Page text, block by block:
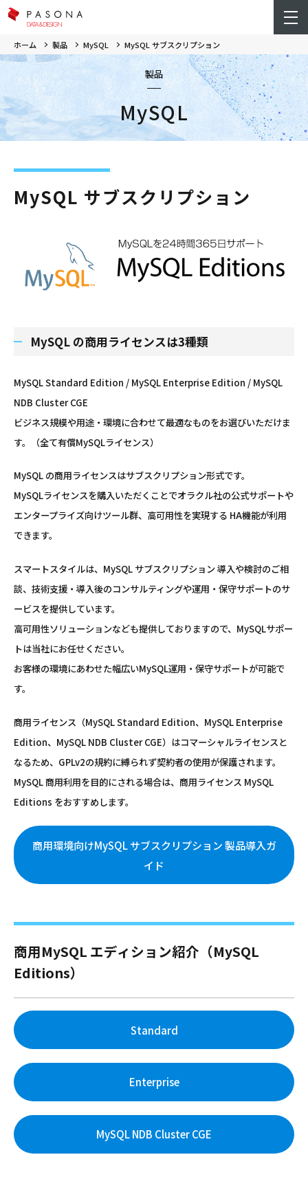
ホーム 製品 MySQL MySQL サブスクリプション
製品
MySQL
MySQL サブスクリプション
MySQL の商用ライセンスは3種類
MySQL Standard Edition / MySQL Enterprise Edition / MySQL
NDB Cluster CGE
ビジネス規模や用途・環境に合わせて最適なものをお選びいただけま
す。（全て有償MySQLライセンス）
MySQL の商用ライセンスはサブスクリプション形式です。
MySQLライセンスを購入いただくことでオラクル社の公式サポートや
エンタープライズ向けツール群、高可用性を実現する HA機能が利用
できます。
スマートスタイルは、MySQL サブスクリプション 導入や検討のご相
談、技術支援・導入後のコンサルティングや運用・保守サポートのサ
ービスを提供しています。
高可用性ソリューションなども提供しておりますので、MySQLサポー
トは当社にお任せください。
お客様の環境にあわせた幅広いMySQL運用・保守サポートが可能で
す。
商用ライセンス（MySQL Standard Edition、MySQL Enterprise
Edition、MySQL NDB Cluster CGE）はコマーシャルライセンスと
なるため、GPLv2の規約に縛られず契約者の使用が保護されます。
MySQL 商用利用を目的にされる場合は、商用ライセンス MySQL
Editions をおすすめします。
商用環境向けMySQL サブスクリプション 製品導入ガ
イド
商用MySQL エディション紹介（MySQL
Editions）
Standard
Enterprise
MySQL NDB Cluster CGE